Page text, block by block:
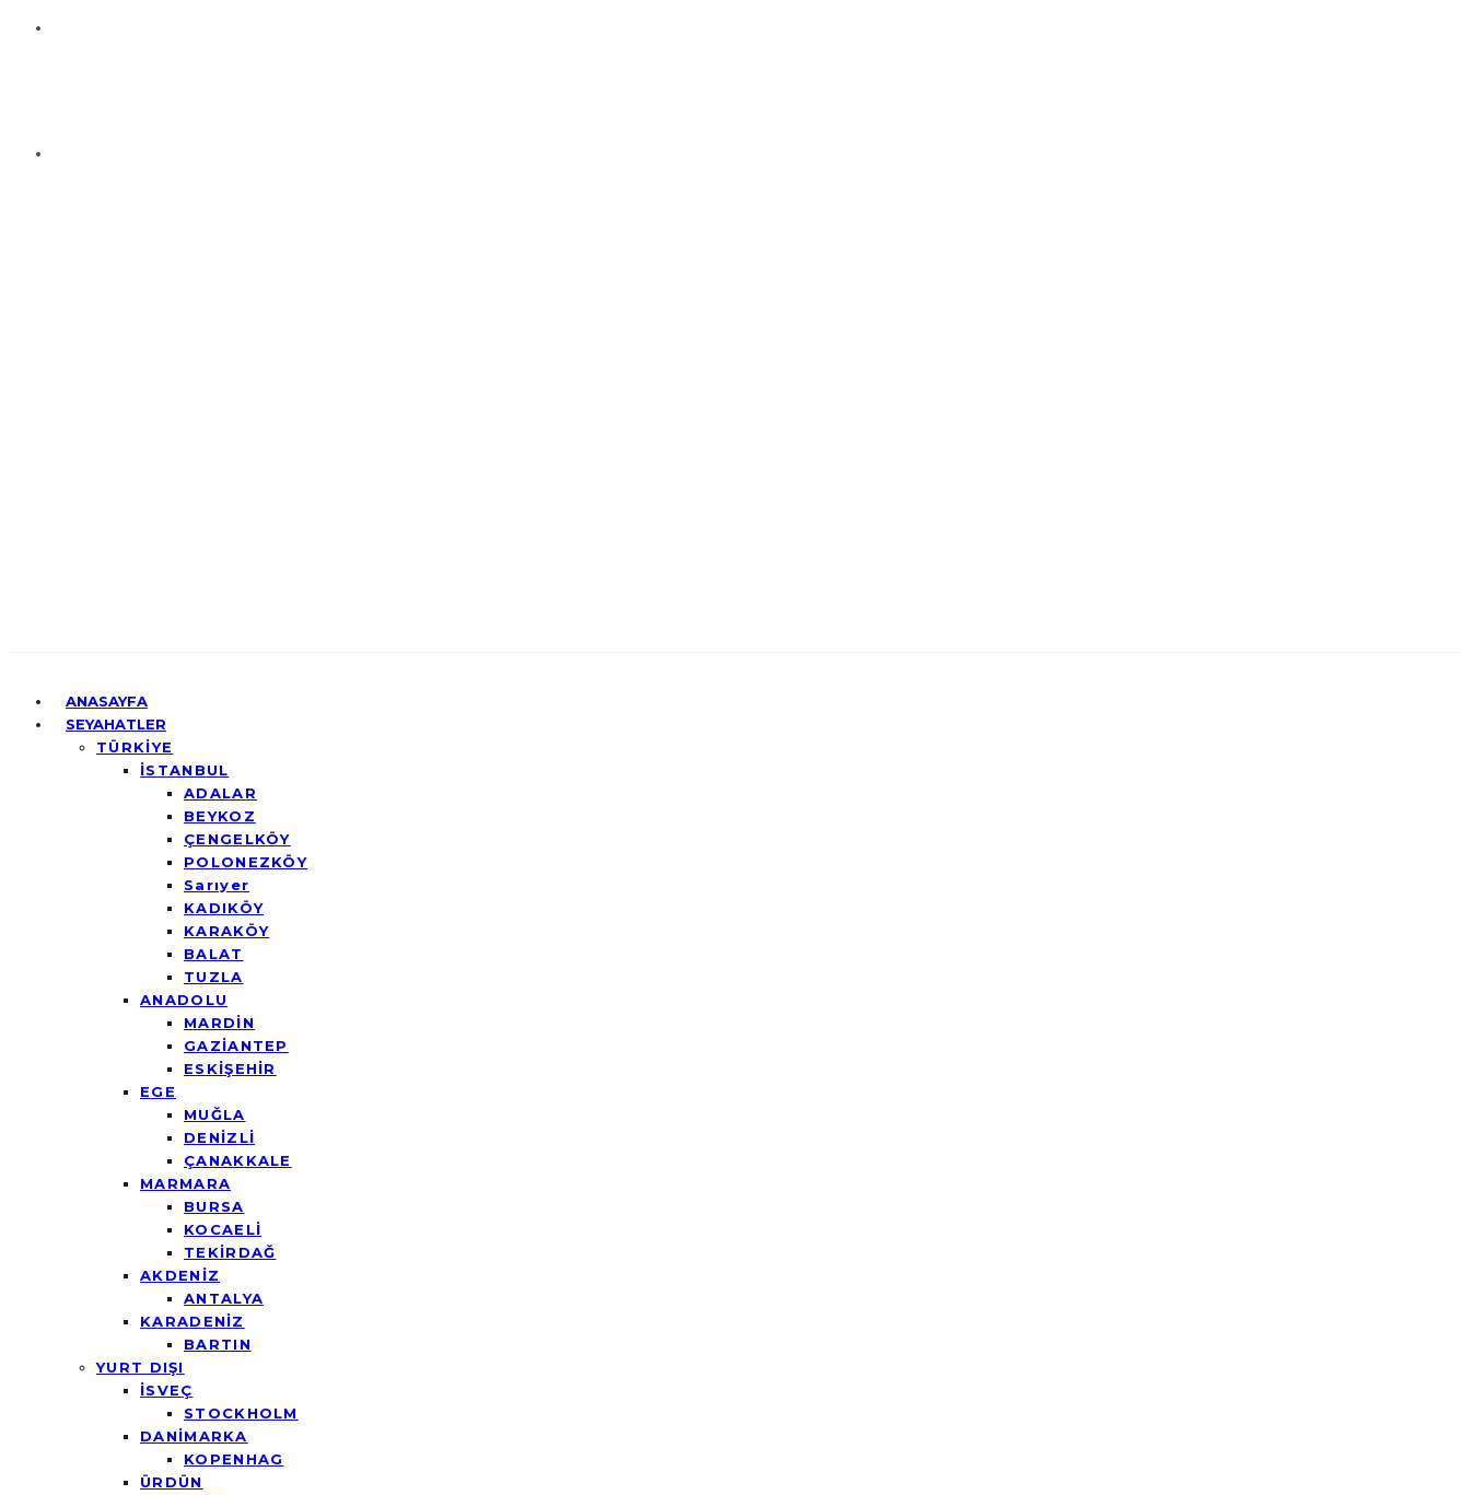
ANASAYFA
SEYAHATLER
TÜRKİYE
İSTANBUL
ADALAR
BEYKOZ
ÇENGELKÖY
POLONEZKÖY
Sarıyer
KADIKÖY
KARAKÖY
BALAT
TUZLA
ANADOLU
MARDİN
GAZİANTEP
ESKİŞEHİR
EGE
MUĞLA
DENİZLİ
ÇANAKKALE
MARMARA
BURSA
KOCAELİ
TEKİRDAĞ
AKDENİZ
ANTALYA
KARADENİZ
BARTIN
YURT DIŞI
İSVEÇ
STOCKHOLM
DANİMARKA
KOPENHAG
ÜRDÜN